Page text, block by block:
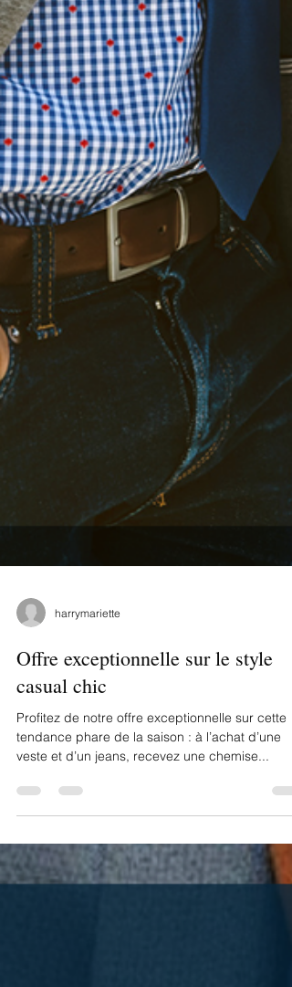
harrymariette
Offre exceptionnelle sur le style
casual chic
Profitez de notre offre exceptionnelle sur cette